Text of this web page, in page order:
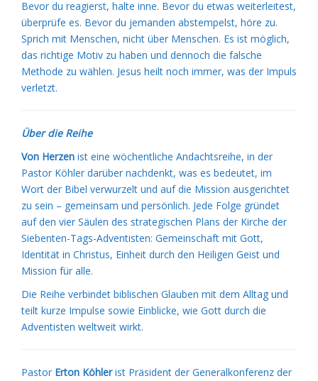
Bevor du reagierst, halte inne. Bevor du etwas weiterleitest,
überprüfe es. Bevor du jemanden abstempelst, höre zu.
Sprich mit Menschen, nicht über Menschen. Es ist möglich,
das richtige Motiv zu haben und dennoch die falsche
Methode zu wählen. Jesus heilt noch immer, was der Impuls
verletzt.
Über die Reihe
Von Herzen ist eine wöchentliche Andachtsreihe, in der
Pastor Köhler darüber nachdenkt, was es bedeutet, im
Wort der Bibel verwurzelt und auf die Mission ausgerichtet
zu sein – gemeinsam und persönlich. Jede Folge gründet
auf den vier Säulen des strategischen Plans der Kirche der
Siebenten-Tags-Adventisten: Gemeinschaft mit Gott,
Identität in Christus, Einheit durch den Heiligen Geist und
Mission für alle.
Die Reihe verbindet biblischen Glauben mit dem Alltag und
teilt kurze Impulse sowie Einblicke, wie Gott durch die
Adventisten weltweit wirkt.
Pastor Erton Köhlerist Präsident der Generalkonferenz der